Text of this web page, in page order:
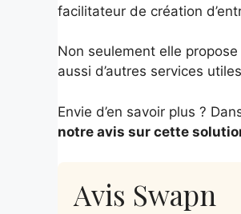
facilitateur de création
Non seulement elle
aussi d’autres services
Envie d’en savoir plus ?
notre avis sur cette
Avis Swapn